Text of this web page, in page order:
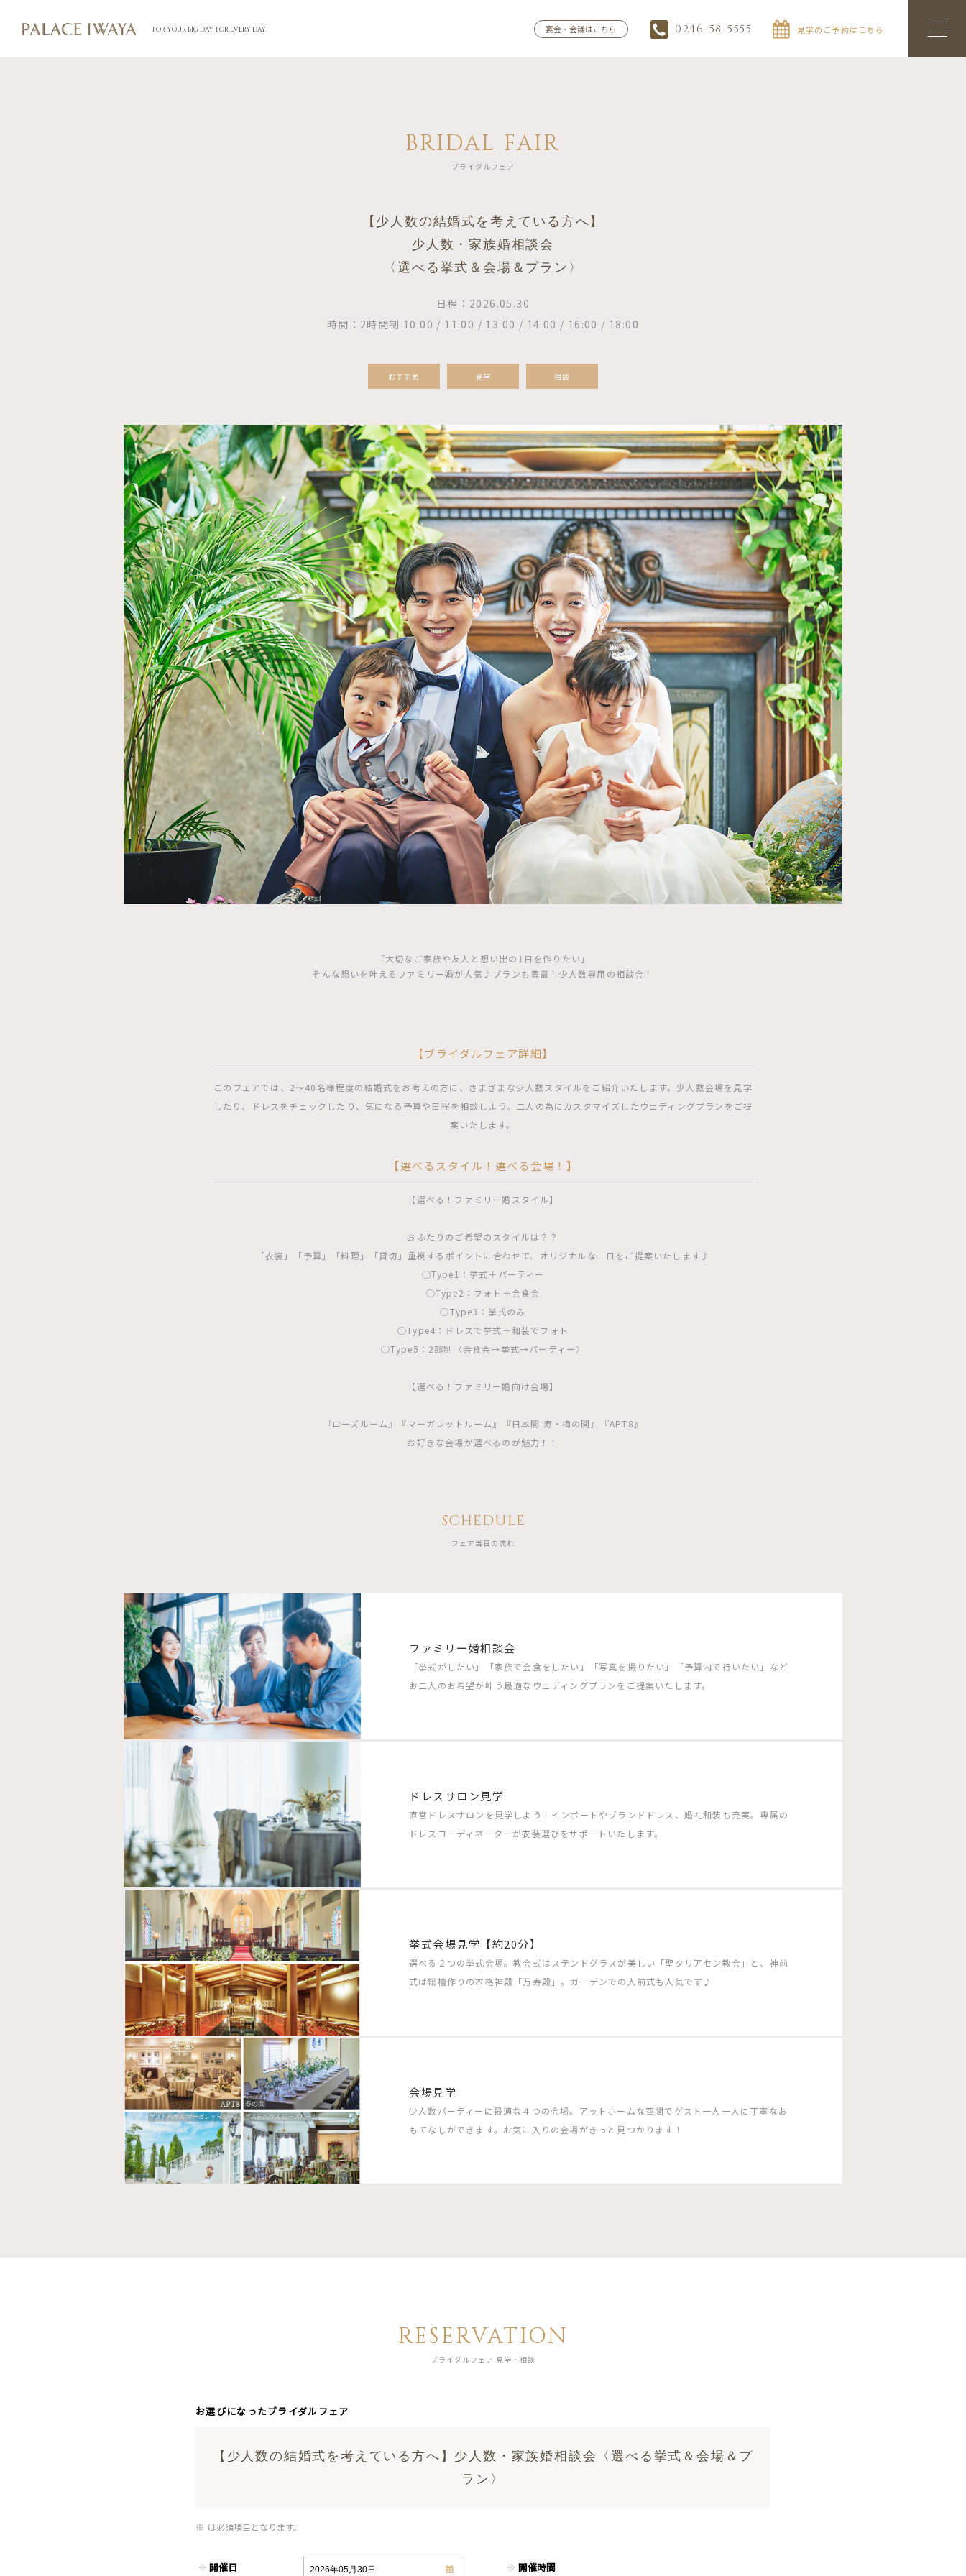
FOR YOUR BIG DAY. FOR EVERY DAY. 宴会・会議はこちら 0246-58-5555 見学のご予約はこちら
BRIDAL FAIR
ブライダルフェア
【少人数の結婚式を考えている方へ】
少人数・家族婚相談会
〈選べる挙式＆会場＆プラン〉
日程：2026.05.30
時間：2時間制 10:00 / 11:00 / 13:00 / 14:00 / 16:00 / 18:00
おすすめ 見学 相談
「大切なご家族や友人と想い出の1日を作りたい」
そんな想いを叶えるファミリー婚が人気♪プランも豊富！少人数専用の相談会！
【ブライダルフェア詳細】
このフェアでは、2〜40名様程度の結婚式をお考えの方に、さまざまな少人数スタイルをご紹介いたします。少人数会場を見学
したり、ドレスをチェックしたり、気になる予算や日程を相談しよう。二人の為にカスタマイズしたウェディングプランをご提
案いたします。
【選べるスタイル！選べる会場！】
【選べる！ファミリー婚スタイル】
おふたりのご希望のスタイルは？？
「衣装」「予算」「料理」「貸切」重視するポイントに合わせて、オリジナルな一日をご提案いたします♪
◯Type1：挙式＋パーティー
◯Type2：フォト＋会食会
◯Type3：挙式のみ
◯Type4：ドレスで挙式＋和装でフォト
◯Type5：2部制〈会食会→挙式→パーティー〉
【選べる！ファミリー婚向け会場】
『ローズルーム』『マーガレットルーム』『日本間 寿・梅の間』『APT8』
お好きな会場が選べるのが魅力！！
SCHEDULE
フェア当日の流れ
ファミリー婚相談会
「挙式がしたい」「家族で会食をしたい」「写真を撮りたい」「予算内で行いたい」など
お二人のお希望が叶う最適なウェディングプランをご提案いたします。
ドレスサロン見学
直営ドレスサロンを見学しよう！インポートやブランドドレス、婚礼和装も充実。専属の
ドレスコーディネーターが衣装選びをサポートいたします。
挙式会場見学【約20分】
選べる２つの挙式会場。教会式はステンドグラスが美しい「聖タリアセン教会」と、神前
式は総檜作りの本格神殿「万寿殿」。ガーデンでの人前式も人気です♪
会場見学
少人数パーティーに最適な４つの会場。アットホームな空間でゲスト一人一人に丁寧なお
もてなしができます。お気に入りの会場がきっと見つかります！
RESERVATION
ブライダルフェア 見学・相談
お選びになったブライダルフェア
【少人数の結婚式を考えている方へ】少人数・家族婚相談会〈選べる挙式＆会場＆プ
ラン〉
※ は必須項目となります。
※ 開催日 ※ 開催時間